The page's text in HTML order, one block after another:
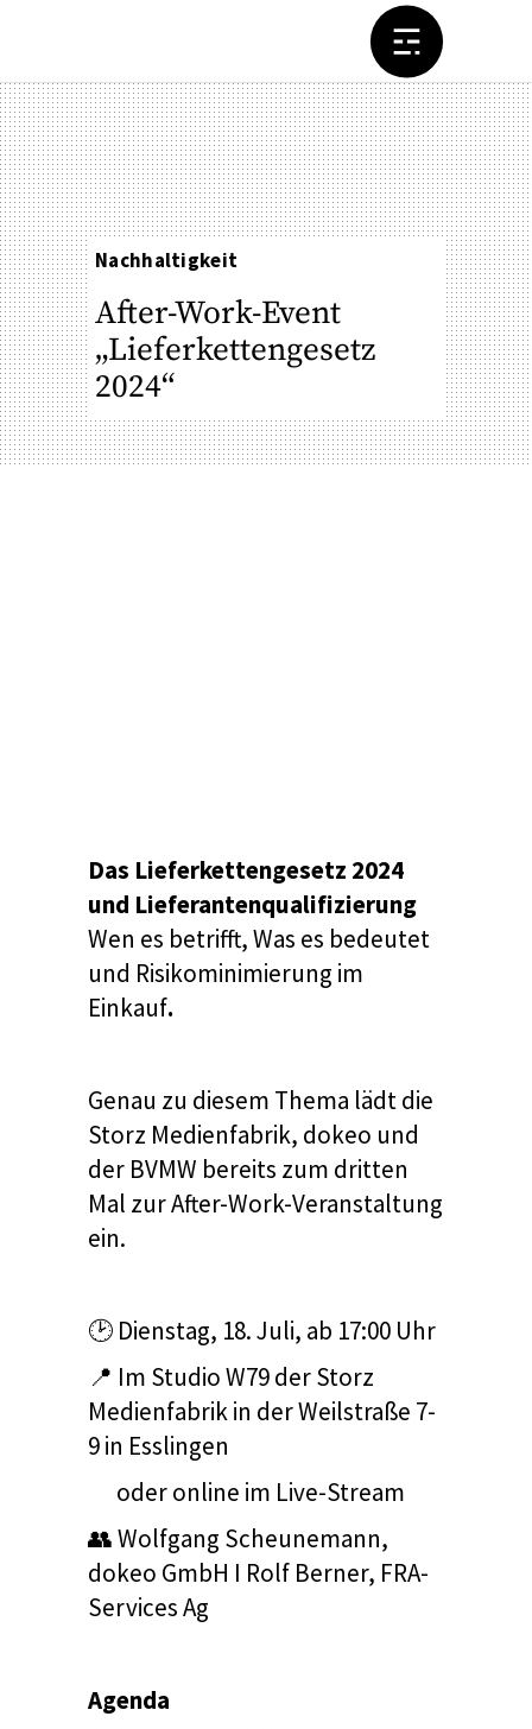
Nachhaltigkeit
After-Work-Event
„Lieferkettengesetz
2024“
Das Lieferkettengesetz 2024
und Lieferantenqualifizierung
Wen es betrifft, Was es bedeutet
und Risikominimierung im
Einkauf.
Genau zu diesem Thema lädt die
Storz Medienfabrik, dokeo und
der BVMW bereits zum dritten
Mal zur After-Work-Veranstaltung
ein.
🕑 Dienstag, 18. Juli, ab 17:00 Uhr
📍 Im Studio W79 der Storz
Medienfabrik in der Weilstraße 7-
9 in Esslingen
oder online im Live-Stream
👥 Wolfgang Scheunemann,
dokeo GmbH I Rolf Berner, FRA-
Services Ag
Agenda